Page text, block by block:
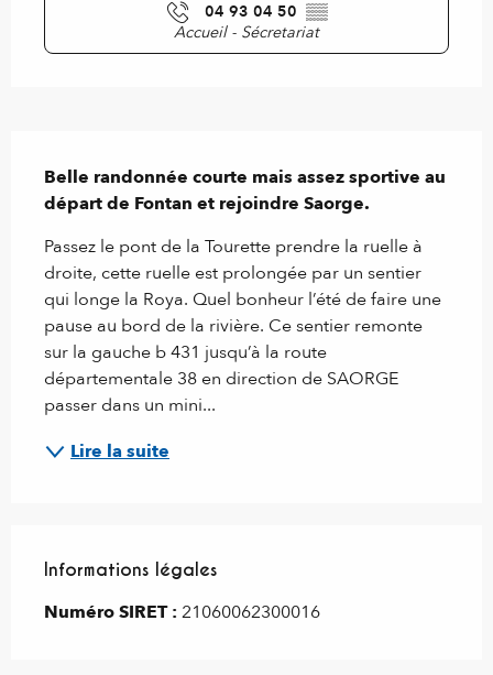
04 93 04 50 ▒▒
Accueil - Sécretariat
Belle randonnée courte mais assez sportive au
départ de Fontan et rejoindre Saorge.
Passez le pont de la Tourette prendre la ruelle à
droite, cette ruelle est prolongée par un sentier
qui longe la Roya. Quel bonheur l’été de faire une
pause au bord de la rivière. Ce sentier remonte
sur la gauche b 431 jusqu’à la route
départementale 38 en direction de SAORGE
passer dans un mini...
Lire la suite
Informations légales
Informations légales
Numéro SIRET : 21060062300016